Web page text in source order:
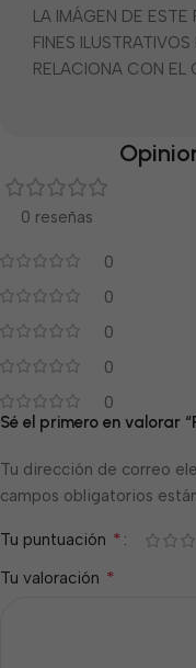
LA IMÁGEN DE
FINES
RELACIONA CON EL
0 reseñas
0
0
0
0
0
Sé el primero en valorar
Tu dirección de correo
campos obligatorios
Tu puntuación *
Tu valoración *